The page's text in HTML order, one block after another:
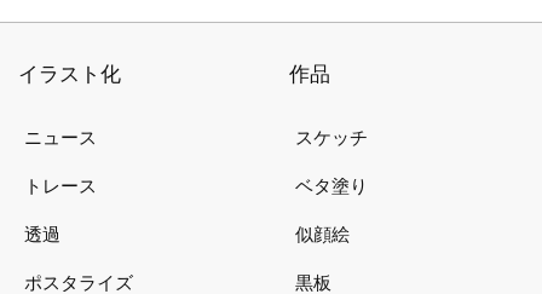
イラスト化
ニュース
トレース
透過
ポスタライズ
作品
スケッチ
ベタ塗り
似顔絵
黒板